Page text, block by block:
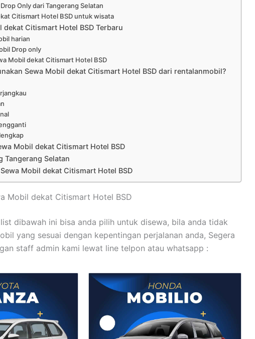
Only dari Tangerang Selatan
Citismart Hotel BSD untuk wisata
dekat Citismart Hotel BSD Terbaru
harian
Drop only
Mobil dekat Citismart Hotel BSD
Sewa Mobil dekat Citismart Hotel BSD dari rentalanmobil?
Mobil dekat Citismart Hotel BSD
Tangerang Selatan
Mobil dekat Citismart Hotel BSD
Mobil dekat Citismart Hotel BSD
dibawah ini bisa anda pilih untuk disewa, bila anda tidak
yang sesuai dengan kepentingan perjalanan anda, Segera
staff admin kami lewat line telpon atau whatsapp :